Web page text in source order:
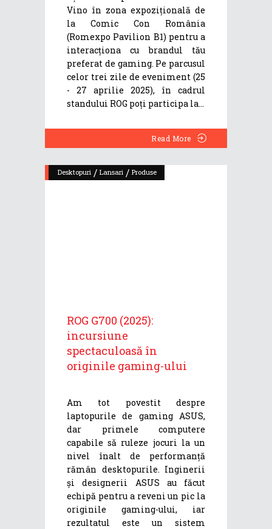
Vino în zona expozițională de
la Comic Con România
(Romexpo Pavilion B1) pentru a
interacționa cu brandul tău
preferat de gaming. Pe parcusul
celor trei zile de eveniment (25
- 27 aprilie 2025), în cadrul
standului ROG poți participa la
Read More
Desktopuri / Lansari / Produse
ROG G700 (2025):
incursiune
spectaculoasă în
originile gaming-ului
Am tot povestit despre
laptopurile de gaming ASUS,
dar primele computere
capabile să ruleze jocuri la un
nivel înalt de performanță
rămân desktopurile. Inginerii
și designerii ASUS au făcut
echipă pentru a reveni un pic la
originile gaming-ului, iar
rezultatul este un sistem